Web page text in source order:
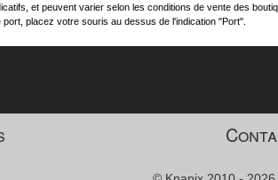
et peuvent varier selon les conditions de vente des
placez votre souris au dessus de l'indication "Port".